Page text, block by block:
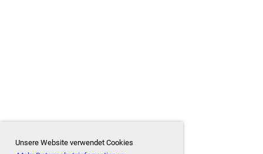
Unsere Website verwendet Cookies